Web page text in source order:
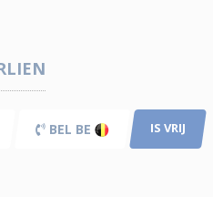
BEL BE IS VRIJ